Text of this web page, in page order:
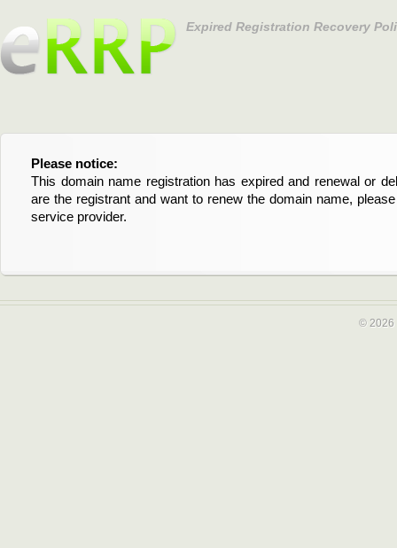
Expired Registration Recovery
Please notice:
This domain name registration has expired and renewal or
are the registrant and want to renew the domain name,
service provider.
Bitte beachten Sie:
Diese Domainregistrierung ist abgelaufen und die
Domain stehen an. Wenn Sie der Registrant sind und
verlängern möchten, kontaktieren Sie bitte Ihren Service-
© 2026